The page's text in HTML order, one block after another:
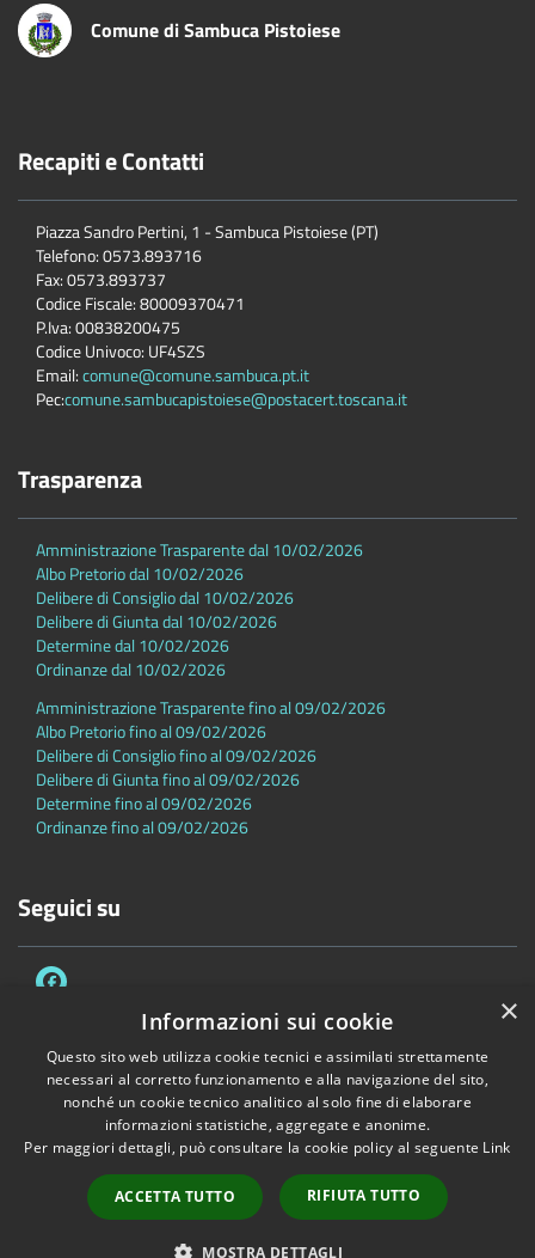
Comune di Sambuca Pistoiese
Recapiti e Contatti
Piazza Sandro Pertini, 1 - Sambuca Pistoiese (PT)
Telefono: 0573.893716
Fax: 0573.893737
Codice Fiscale: 80009370471
P.Iva: 00838200475
Codice Univoco: UF4SZS
Email:comune@comune.sambuca.pt.it
Pec:comune.sambucapistoiese@postacert.toscana.it
Trasparenza
Amministrazione Trasparente dal 10/02/2026
Albo Pretorio dal 10/02/2026
Delibere di Consiglio dal 10/02/2026
Delibere di Giunta dal 10/02/2026
Determine dal 10/02/2026
Ordinanze dal 10/02/2026
Amministrazione Trasparente fino al 09/02/2026
Albo Pretorio fino al 09/02/2026
Delibere di Consiglio fino al 09/02/2026
Delibere di Giunta fino al 09/02/2026
Determine fino al 09/02/2026
Ordinanze fino al 09/02/2026
Seguici su
Accessibilità Privacy Cookie
Mappa del sito
Dichiarazione di accessibilità
Copyright © 2026 • Comune di Sambuca Pistoiese • Powered by
Municipium•Accesso redazione
×
Informazioni sui cookie
Questo sito web utilizza cookie tecnici e assimilati strettamente
necessari al corretto funzionamento e alla navigazione del sito,
nonché un cookie tecnico analitico al solo fine di elaborare
informazioni statistiche, aggregate e anonime.
Per maggiori dettagli, può consultare la cookie policy al seguente Link
ACCETTA TUTTO RIFIUTA TUTTO
MOSTRA DETTAGLI